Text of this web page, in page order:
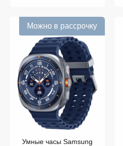
Можно в рассрочку
Умные часы Samsung